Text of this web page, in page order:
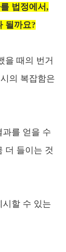
법정에서,
될까요?
을 때의 번거
의 복잡함은
과를 얻을 수
더 들이는 것
시할 수 있는